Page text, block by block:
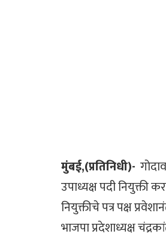
मुंबई,(प्रतिनिधी)-
उपाध्यक्ष पदी नियुक्ती
नियुक्तीचे पत्र पक्ष
भाजपा प्रदेशाध्यक्ष